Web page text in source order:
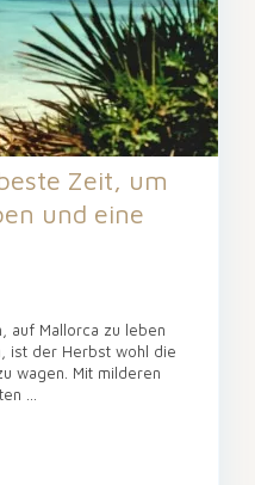
Zeit, um
und eine
auf Mallorca zu leben
ist der Herbst wohl die
wagen. Mit milderen